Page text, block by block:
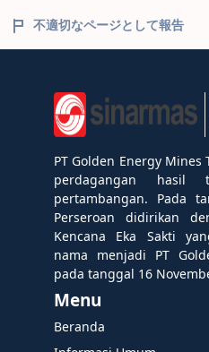
不適切なページとして報告
PT Golden Energy
perdagangan hasil
pertambangan. Pada
Perseroan didirikan
Kencana Eka Sakti
nama menjadi PT
pada tanggal 16
Menu
Beranda